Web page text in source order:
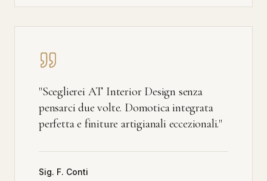
"Sceglierei AT Interior Design senza
pensarci due volte. Domotica integrata
perfetta e finiture artigianali eccezionali."
Sig. F. Conti